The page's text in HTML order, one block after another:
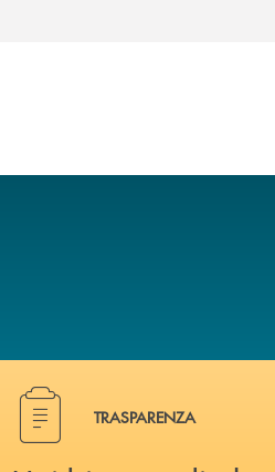
Contattaci .
Hai bisogno di alcuni
TRASPARENZA